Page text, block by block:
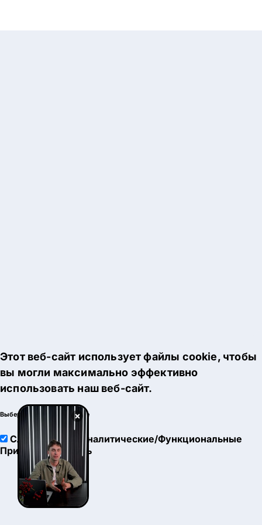
×
Этот веб-сайт использует файлы cookie, чтобы
вы могли максимально эффективно
использовать наш веб-сайт.
Выберите настройки cookie
Служебные
Аналитические/Функциональные
Принять
Настроить